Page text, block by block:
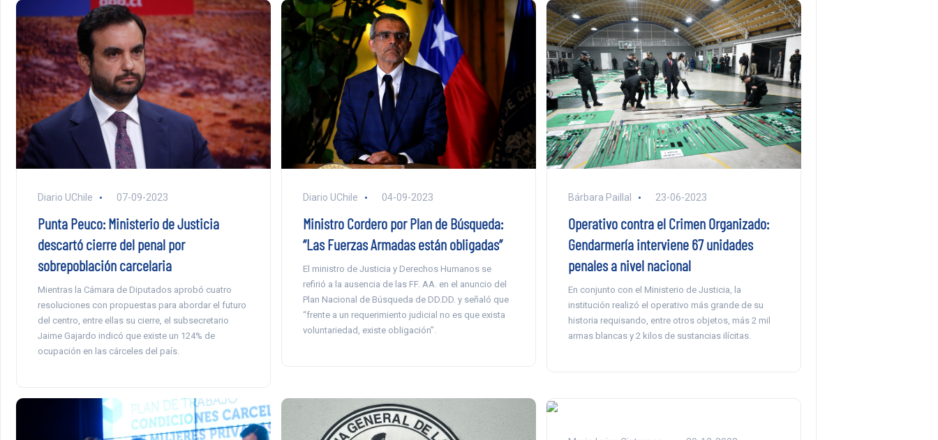
Diario UChile 07-09-2023
Punta Peuco: Ministerio de Justicia
descartó cierre del penal por
sobrepoblación carcelaria
Mientras la Cámara de Diputados aprobó cuatro
resoluciones con propuestas para abordar el futuro
del centro, entre ellas su cierre, el subsecretario
Jaime Gajardo indicó que existe un 124% de
ocupación en las cárceles del país.
Diario UChile 04-09-2023
Ministro Cordero por Plan de Búsqueda:
“Las Fuerzas Armadas están obligadas”
El ministro de Justicia y Derechos Humanos se
refirió a la ausencia de las FF. AA. en el anuncio del
Plan Nacional de Búsqueda de DD.DD. y señaló que
“frente a un requerimiento judicial no es que exista
voluntariedad, existe obligación”.
Bárbara Paillal 23-06-2023
Operativo contra el Crimen Organizado:
Gendarmería interviene 67 unidades
penales a nivel nacional
En conjunto con el Ministerio de Justicia, la
institución realizó el operativo más grande de su
historia requisando, entre otros objetos, más 2 mil
armas blancas y 2 kilos de sustancias ilícitas.